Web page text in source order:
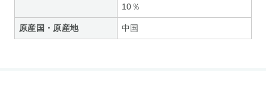
10％
原産国・原産地 中国